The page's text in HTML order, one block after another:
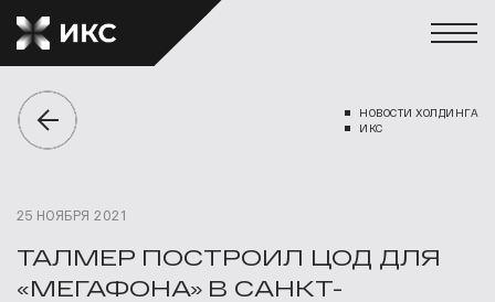
НОВОСТИ ХОЛДИНГА
ИКС
25 НОЯБРЯ 2021
ТАЛМЕР ПОСТРОИЛ ЦОД ДЛЯ
«МЕГАФОНА» В САНКТ-